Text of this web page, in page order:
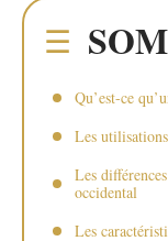
Qu’est-ce
Les
Les
occidental
Les